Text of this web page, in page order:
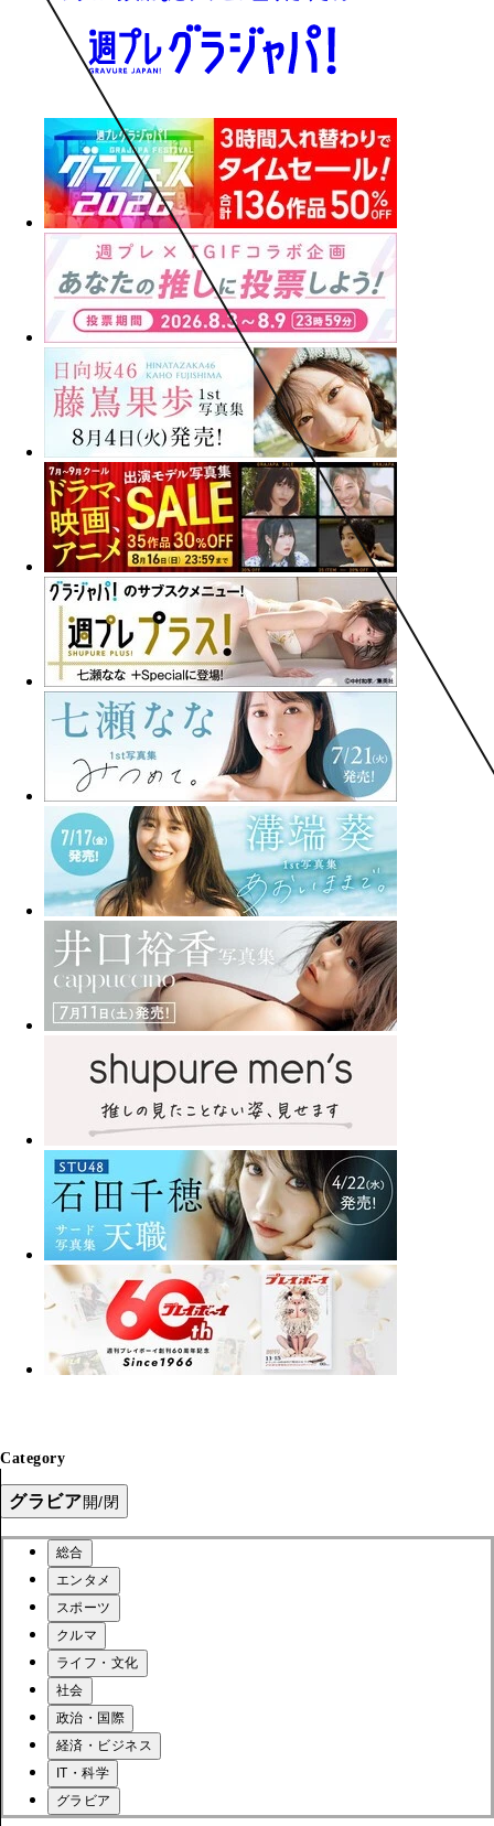
Category
グラビア開/閉
総合
エンタメ
スポーツ
クルマ
ライフ・文化
社会
政治・国際
経済・ビジネス
IT・科学
グラビア